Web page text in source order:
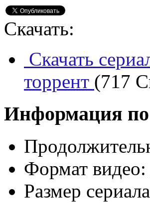
Скачать:
Скачать
торрент (717
Информация по
Формат видео:
Размер